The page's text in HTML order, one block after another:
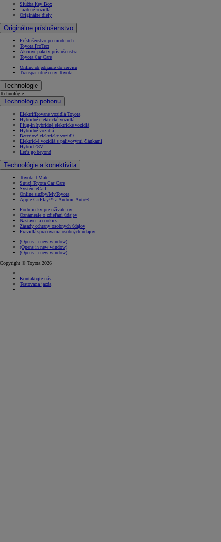
Služba Key Box
Jazdené vozidlá
Originálne diely
Originálne príslušenstvo
Príslušenstvo po modeloch
Toyota ProTect
Akciové pakety príslušenstva
Toyota Car Care
Online objednanie do servisu
Transparentné ceny Toyota
Technológie
Technológie
Technológia pohonu
Elektrifikované vozidlá Toyota
Hybridné elektrické vozidlá
Plug-in hybridné elektrické vozidlá
Hybridné vozidlá
Batériové elektrické vozidlá
Elektrické vozidlá s palivovými článkami
Hybrid 48V
Let's go beyond
Technológie a konektivita
Toyota T-Mate
Súťaž Toyota Car Care
Systém eCall
Online služby/MyToyota
Apple CarPlay™ a Android Auto®
Podmienky pre užívateľov
Oznámenie o zdieľaní údajov
Nastavenia cookies
Zásady ochrany osobných údajov
Pravidlá spracovania osobných údajov
(Opens in new window)
(Opens in new window)
(Opens in new window)
Copyright © Toyota 2026
Kontaktujte nás
Testovacia jazda